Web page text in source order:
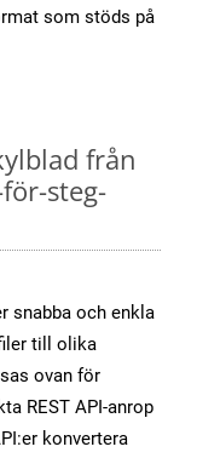
som stöds på
från
steg-
snabba och enkla
till olika
ovan för
REST API-anrop
konvertera